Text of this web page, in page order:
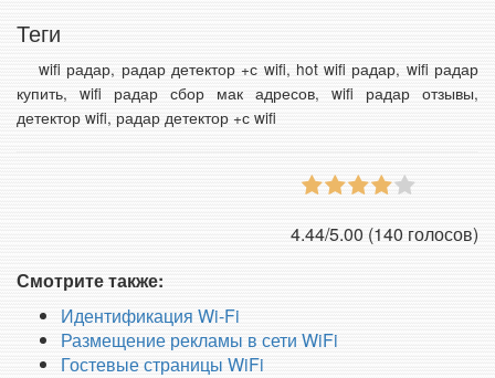
Теги
wifi радар, радар детектор +с wifi, hot wifi радар, wifi радар
купить, wifi радар сбор мак адресов, wifi радар отзывы,
детектор wifi, радар детектор +с wifi
4.44/5.00 (140 голосов)
Смотрите также:
Идентификация Wi-Fi
Размещение рекламы в сети WiFi
Гостевые страницы WiFi